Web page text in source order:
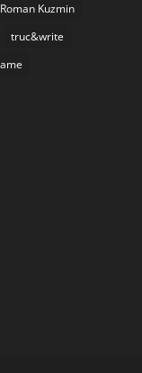
Roman Kuzmin
truc&write